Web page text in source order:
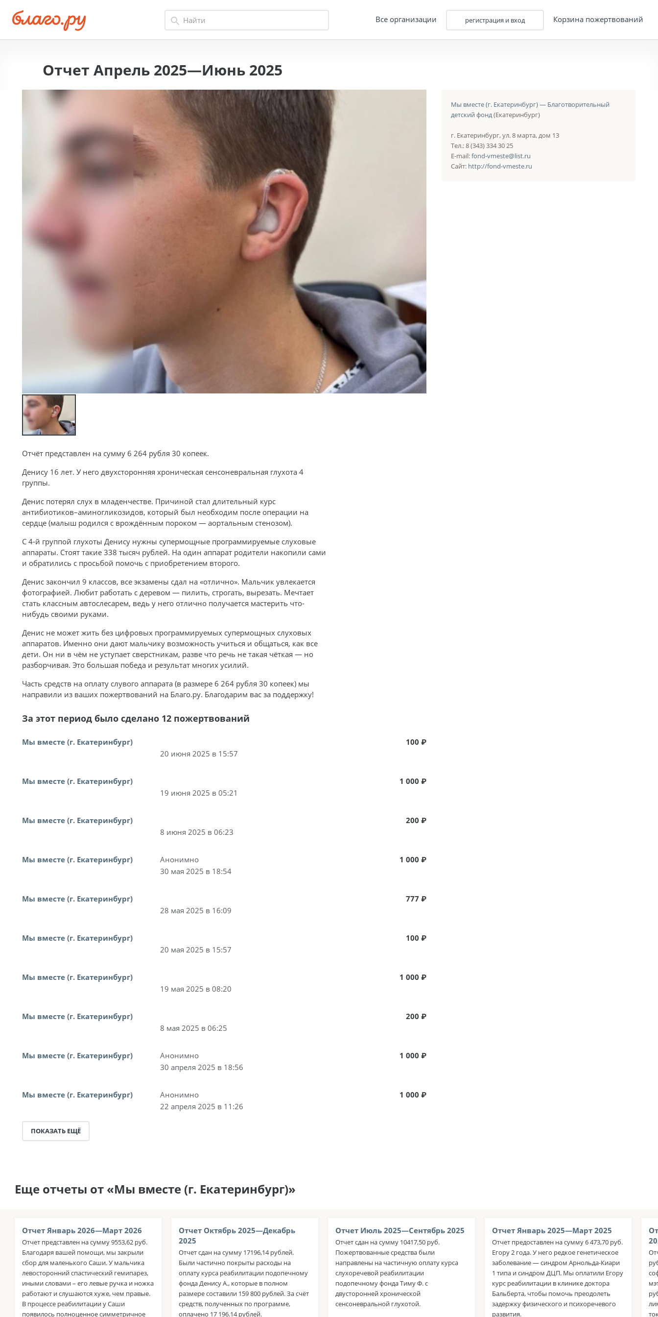
Все организации регистрация и вход Корзина пожертвований
Отчет Апрель 2025—Июнь 2025
Отчёт представлен на сумму 6 264 рубля 30 копеек.
Денису 16 лет. У него двухсторонняя хроническая сенсоневральная глухота 4
группы.
Денис потерял слух в младенчестве. Причиной стал длительный курс
антибиотиков–аминогликозидов, который был необходим после операции на
сердце (малыш родился с врождённым пороком — аортальным стенозом).
С 4-й группой глухоты Денису нужны супермощные программируемые слуховые
аппараты. Стоят такие 338 тысяч рублей. На один аппарат родители накопили сами
и обратились с просьбой помочь с приобретением второго.
Денис закончил 9 классов, все экзамены сдал на «отлично». Мальчик увлекается
фотографией. Любит работать с деревом — пилить, строгать, вырезать. Мечтает
стать классным автослесарем, ведь у него отлично получается мастерить что-
нибудь своими руками.
Денис не может жить без цифровых программируемых супермощных слуховых
аппаратов. Именно они дают мальчику возможность учиться и общаться, как все
дети. Он ни в чём не уступает сверстникам, разве что речь не такая чёткая — но
разборчивая. Это большая победа и результат многих усилий.
Часть средств на оплату слувого аппарата (в размере 6 264 рубля 30 копеек) мы
направили из ваших пожертвований на Благо.ру. Благодарим вас за поддержку!
За этот период было сделано 12 пожертвований
Мы вместе (г. Екатеринбург)
20 июня 2025 в 15:57
100 ₽
Мы вместе (г. Екатеринбург)
19 июня 2025 в 05:21
1 000 ₽
Мы вместе (г. Екатеринбург)
8 июня 2025 в 06:23
200 ₽
Мы вместе (г. Екатеринбург)
Анонимно
30 мая 2025 в 18:54
1 000 ₽
Мы вместе (г. Екатеринбург)
28 мая 2025 в 16:09
777 ₽
Мы вместе (г. Екатеринбург)
20 мая 2025 в 15:57
100 ₽
Мы вместе (г. Екатеринбург)
19 мая 2025 в 08:20
1 000 ₽
Мы вместе (г. Екатеринбург)
8 мая 2025 в 06:25
200 ₽
Мы вместе (г. Екатеринбург)
Анонимно
30 апреля 2025 в 18:56
1 000 ₽
Мы вместе (г. Екатеринбург)
Анонимно
22 апреля 2025 в 11:26
1 000 ₽
ПОКАЗАТЬ ЕЩЁ
Мы вместе (г. Екатеринбург) — Благотворительный
детский фонд(Екатеринбург)
г. Екатеринбург, ул. 8 марта, дом 13
Тел.: 8 (343) 334 30 25
E-mail:fond-vmeste@list.ru
Сайт: http://fond-vmeste.ru
Еще отчеты от «Мы вместе (г. Екатеринбург)»
Отчет Январь 2026—Март 2026
Отчет представлен на сумму 9553,62 руб.
Благодаря вашей помощи, мы закрыли
сбор для маленького Саши. У мальчика
левосторонний спастический гемипарез,
иными словами – его левые ручка и ножка
работают и слушаются хуже, чем правые.
В процессе реабилитации у Саши
появилось полноценное симметричное
Отчет Октябрь 2025—Декабрь
2025
Отчет сдан на сумму 17196,14 рублей.
Были частично покрыты расходы на
оплату курса реабилитации подопечному
фонда Денису А., которые в полном
размере составили 159 800 рублей. За счёт
средств, полученных по программе,
оплачено 17 196.14 рублей.
Отчет Июль 2025—Сентябрь 2025
Отчет сдан на сумму 10417,50 руб.
Пожертвованные средства были
направлены на частичную оплату курса
слухоречевой реабилитации
подопечному фонда Тиму Ф. с
двусторонней хронической
сенсоневральной глухотой.
Отчет Январь 2025—Март 2025
Отчет предоставлен на сумму 6 473,70 руб.
Егору 2 года. У него редкое генетическое
заболевание — синдром Арнольда-Киари
1 типа и синдром ДЦП. Мы оплатили Егору
курс реабилитации в клинике доктора
Бальберта, чтобы помочь преодолеть
задержку физического и психоречевого
развития.